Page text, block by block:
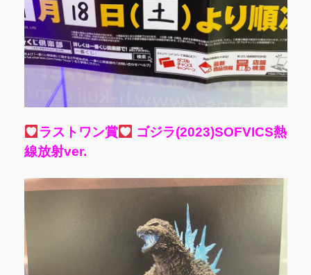
ラストワン賞
ゴジラ(2023)SOFVICS熱
線放射ver.